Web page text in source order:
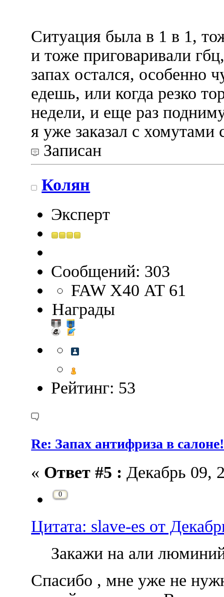
Ситуация была в 1 в 1,
и тоже приговаривали
запах остался, особенно
едешь, или когда резко
недели, и еще раз
я уже заказал с
Записан
Колян
Эксперт
Сообщений: 303
FAW Х40 AT 61
Награды
Рейтинг: 53
Re: Запах антифриза в салоне!
« Ответ #5 : Декабрь 09,
0
Цитата: slave-es от
Закажи на али
Спасибо , мне уже не